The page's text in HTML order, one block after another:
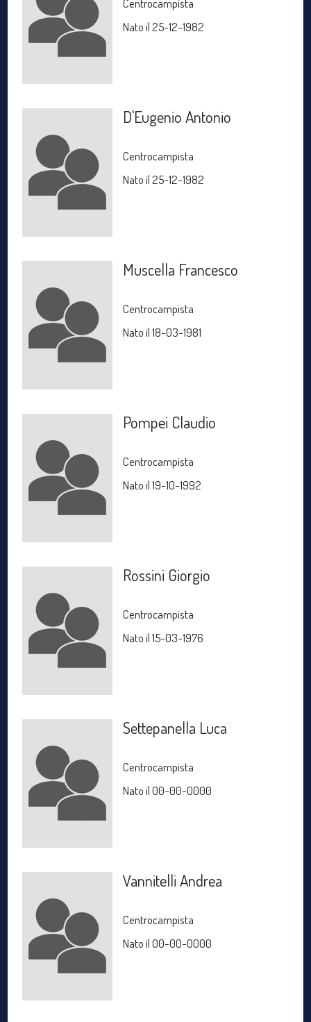
Centrocampista
Nato il 25-12-1982
D'Eugenio Antonio
Centrocampista
Nato il 25-12-1982
Muscella Francesco
Centrocampista
Nato il 18-03-1981
Pompei Claudio
Centrocampista
Nato il 19-10-1992
Rossini Giorgio
Centrocampista
Nato il 15-03-1976
Settepanella Luca
Centrocampista
Nato il 00-00-0000
Vannitelli Andrea
Centrocampista
Nato il 00-00-0000